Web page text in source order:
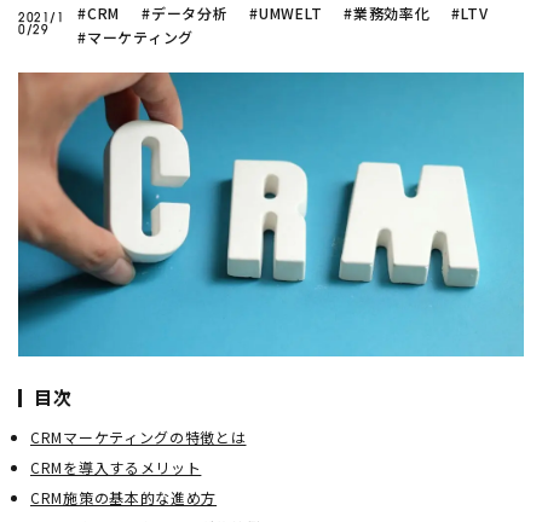
2021/1
0/29
#CRM #データ分析 #UMWELT #業務効率化
#LTV
#マーケティング
目次
CRMマーケティングの特徴とは
CRMを導入するメリット
CRM施策の基本的な進め方